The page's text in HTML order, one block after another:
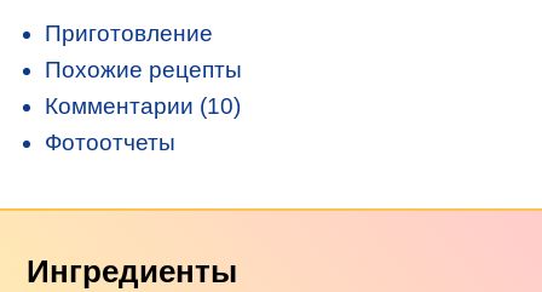
Приготовление
Похожие рецепты
Комментарии (10)
Фотоотчеты
Ингредиенты